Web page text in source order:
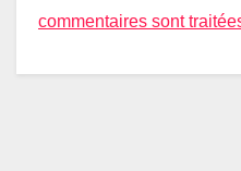
commentaires sont